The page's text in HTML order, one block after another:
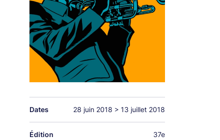
Dates 28 juin 2018 > 13 juillet 2018
Édition 37e